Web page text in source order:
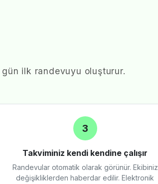
ilk randevuyu oluşturur.
3
Takviminiz kendi kendine çalışır
Randevular otomatik olarak görünür. Ekibiniz
değişikliklerden haberdar edilir. Elektronik